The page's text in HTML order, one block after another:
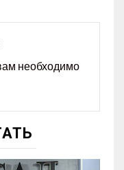
необходимо